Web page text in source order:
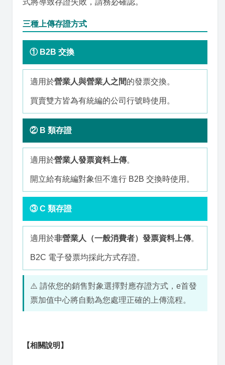
式將導致存證失敗，請務必確認。
三種上傳存證方式
① B2B 交換
適用於營業人與營業人之間的發票交換。
買賣雙方皆為有統編的公司行號時使用。
② B 類存證
適用於營業人發票資料上傳。
開立給有統編對象但不進行 B2B 交換時使用。
③ C 類存證
適用於非營業人（一般消費者）發票資料上傳。
B2C 電子發票均採此方式存證。
⚠️ 請依您的銷售對象選擇對應存證方式，e首發
票加值中心將自動為您處理正確的上傳流程。
【相關說明】